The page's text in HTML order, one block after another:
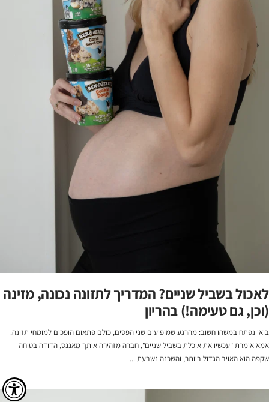
לאכול בשביל שניים? המדריך לתזונה נכונה, מזינה
(וכן, גם טעימה!) בהריון
בואי נפתח במשהו חשוב: מהרגע שמופיעים שני הפסים, כולם פתאום הופכים למומחי תזונה.
אמא אומרת "עכשיו את אוכלת בשביל שניים", חברה מזהירה אותך מאננס, הדודה בטוחה
שקפה הוא האויב הגדול ביותר, והשכנה נשבעת ...